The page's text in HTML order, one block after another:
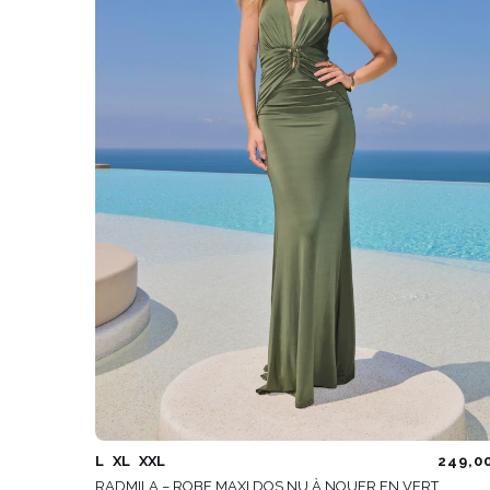
SAISON / TISSU
ÉTÉ
PRINTEMPS
AUTOMNE
HIVER
VOIR TOUS
VOIR TOUS
L XL XXL
RADMILA – ROBE MAXI DOS NU À NOUER EN VERT